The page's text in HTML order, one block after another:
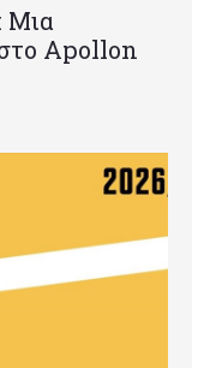
Μια
Apollon